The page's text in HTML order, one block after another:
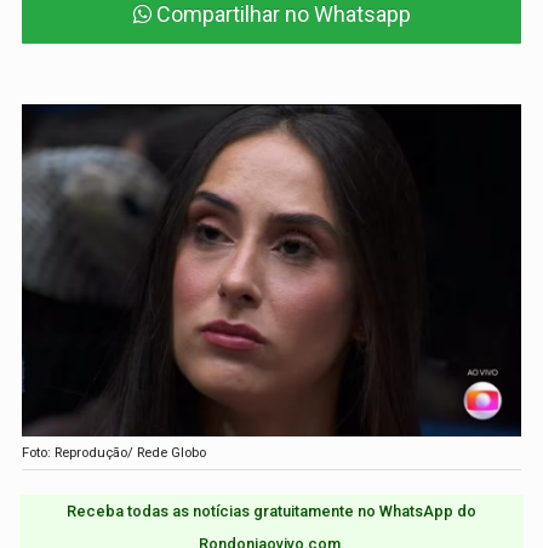
Compartilhar no Whatsapp
Foto: Reprodução/ Rede Globo
Receba todas as notícias gratuitamente no WhatsApp do
Rondoniaovivo.com.​